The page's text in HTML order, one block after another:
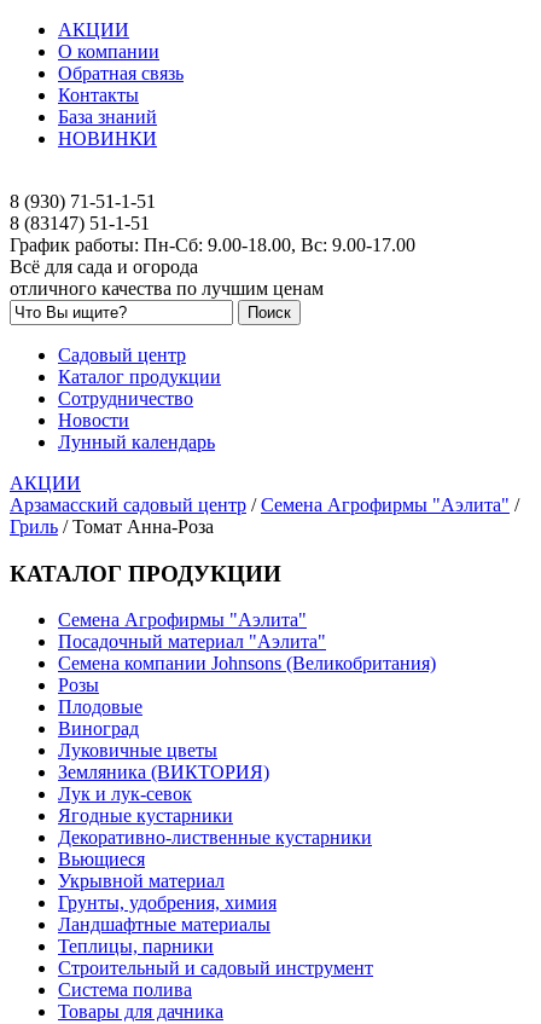
АКЦИИ
О компании
Обратная связь
Контакты
База знаний
НОВИНКИ
8 (930) 71-51-1-51
8 (83147) 51-1-51
График работы: Пн-Сб: 9.00-18.00, Вс: 9.00-17.00
Всё для сада и огорода
отличного качества по лучшим ценам
Садовый центр
Каталог продукции
Сотрудничество
Новости
Лунный календарь
АКЦИИ
Арзамасский садовый центр /Семена Агрофирмы "Аэлита" /
Гриль /Томат Анна-Роза
КАТАЛОГ ПРОДУКЦИИ
Семена Агрофирмы "Аэлита"
Посадочный материал "Аэлита"
Семена компании Johnsons (Великобритания)
Розы
Плодовые
Виноград
Луковичные цветы
Земляника (ВИКТОРИЯ)
Лук и лук-севок
Ягодные кустарники
Декоративно-лиственные кустарники
Вьющиеся
Укрывной материал
Грунты, удобрения, химия
Ландшафтные материалы
Теплицы, парники
Строительный и садовый инструмент
Система полива
Товары для дачника